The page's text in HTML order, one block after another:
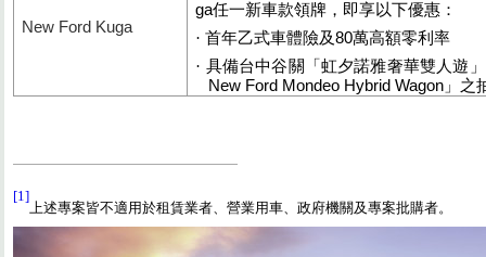
New Ford Kuga
ga任一新車款領牌， 即享以下優惠：
· 首年乙式車體險及80萬高額零利率
· 具備台中谷關「虹夕諾雅奢華雙人遊
New Ford Mondeo Hybrid Wagon」之
[1]
上述專案皆不適用於租賃業者、營業用車、政府機關及專案批購者。